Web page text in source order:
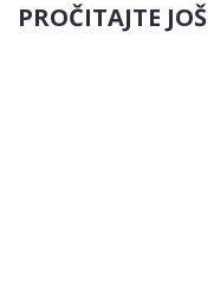
PROČITAJTE JOŠ